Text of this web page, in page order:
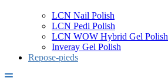
LCN Nail Polish
LCN Pedi Polish
LCN WOW Hybrid Gel Polish
Inveray Gel Polish
Repose-pieds